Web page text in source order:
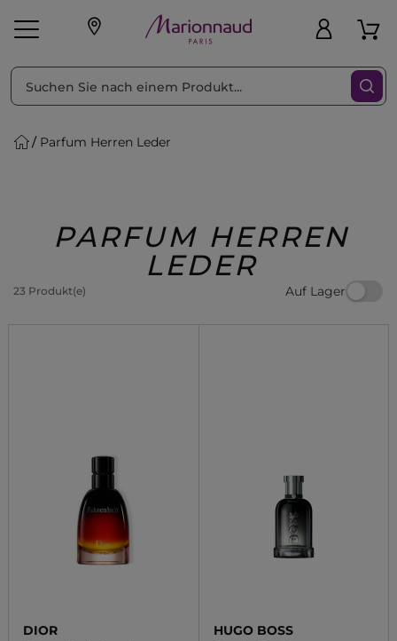
Geschenke
Parfum Herren Leder
PARFUM HERREN
LEDER
23 Produkt(e) Auf Lager
sortieren nach Filter
DIOR
HUGO BOSS